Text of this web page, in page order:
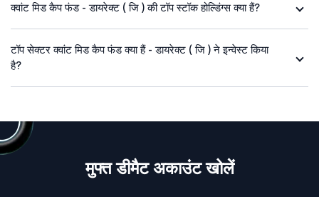
क्वांट मिड कैप फंड - डायरेक्ट ( जि ) की टॉप स्टॉक होल्डिंग्स क्या हैं?
टॉप सेक्टर क्वांट मिड कैप फंड क्या हैं - डायरेक्ट ( जि ) ने इन्वेस्ट किया
है?
मुफ्त डीमैट अकाउंट खोलें